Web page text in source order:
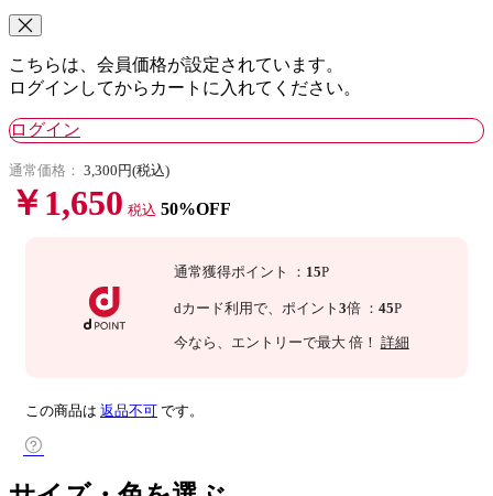
こちらは、会員価格が設定されています。
ログインしてからカートに入れてください。
ログイン
通常価格： 3,300円(税込)
￥1,650 税込 50%OFF
通常獲得ポイント ： 15P
dカード利用で、 ポイント 3倍 ： 45P
今なら 、エントリーで最大 倍！ 詳細
この商品は 返品不可 です。